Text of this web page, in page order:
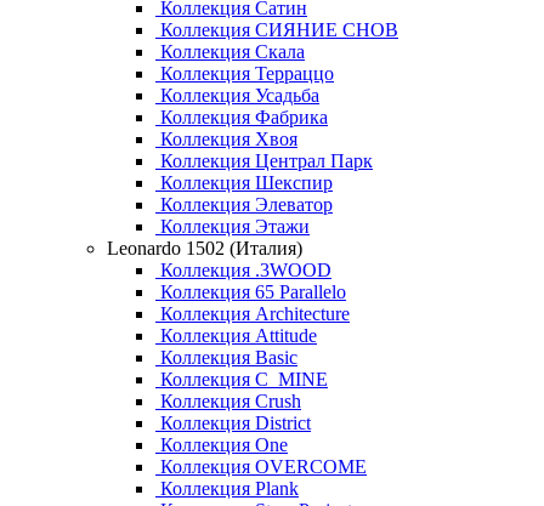
Коллекция Сатин
Коллекция СИЯНИЕ СНОВ
Коллекция Скала
Коллекция Терраццо
Коллекция Усадьба
Коллекция Фабрика
Коллекция Хвоя
Коллекция Централ Парк
Коллекция Шекспир
Коллекция Элеватор
Коллекция Этажи
Leonardo 1502 (Италия)
Коллекция .3WOOD
Коллекция 65 Parallelo
Коллекция Architecture
Коллекция Attitude
Коллекция Basic
Коллекция C_MINE
Коллекция Crush
Коллекция District
Коллекция One
Коллекция OVERCOME
Коллекция Plank